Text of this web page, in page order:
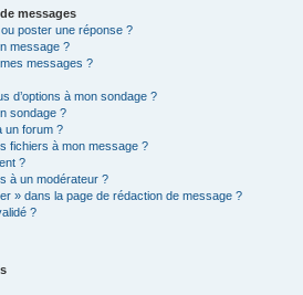
messages
poster une réponse ?
message ?
messages ?
d’options à mon sondage ?
sondage ?
un forum ?
fichiers à mon message ?
?
à un modérateur ?
» dans la page de rédaction de message ?
?